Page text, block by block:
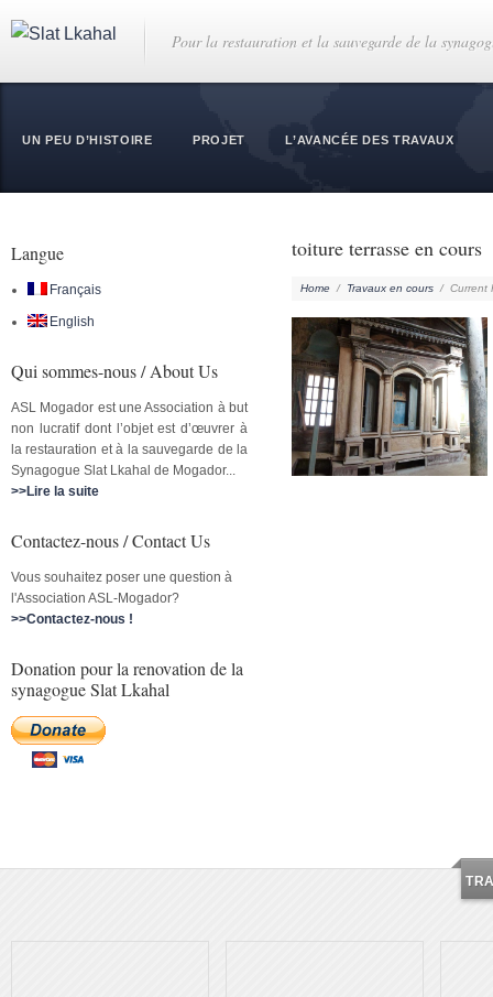
Pour la restauration et la sauvegarde de la
UN PEU D’HISTOIRE PROJET L’AVANCÉE DES TRAVAUX
Langue
Français
English
Qui sommes-nous / About Us
ASL Mogador est une Association à but
non lucratif dont l’objet est d’œuvrer à
la restauration et à la sauvegarde de la
Synagogue Slat Lkahal de Mogador...
>>Lire la suite
Contactez-nous / Contact Us
Vous souhaitez poser une question à
l'Association ASL-Mogador?
>>Contactez-nous !
Donation pour la renovation de la
synagogue Slat Lkahal
toiture terrasse en cours
Home / Travaux en cours / Current